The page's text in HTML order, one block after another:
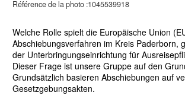
Référence de la photo :1045539918
Welche Rolle spielt die Europäische Union
Abschiebungsverfahren im Kreis Paderborn,
der Unterbringungseinrichtung für
Dieser Frage ist unsere Gruppe auf den
Grundsätzlich basieren Abschiebungen auf
Gesetzgebungsakten.